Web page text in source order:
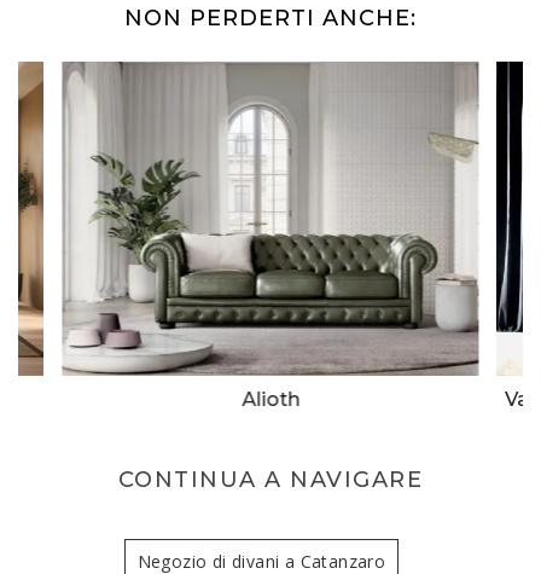
NON PERDERTI ANCHE:
Alioth
CONTINUA A NAVIGARE
Negozio di divani a Catanzaro